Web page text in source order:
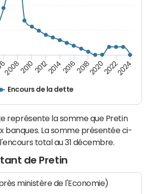
Encours de la dette
200820102012201420162018202020222024
représente la somme que Pretin
banques. La somme présentée ci-
total au 31 décembre.
de Pretin
ministère de l'Economie)